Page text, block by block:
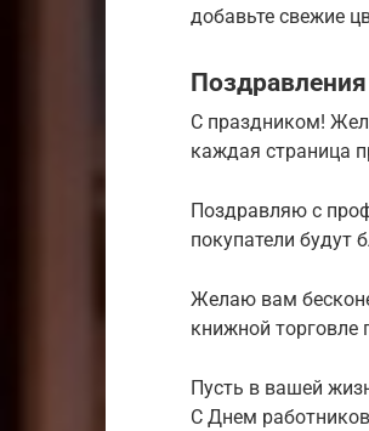
добавьте свежие
С праздником!
каждая страница
Поздравляю с
покупатели будут
Желаю вам
книжной торговле
Пусть в вашей
С Днем